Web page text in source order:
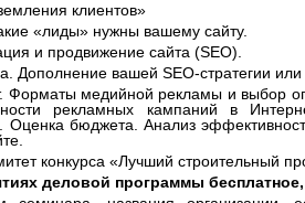
клиентов»
«лиды» нужны вашему сайту.
и продвижение сайта (SEO).
Дополнение вашей SEO-стратегии или
Форматы медийной рекламы и выбор
рекламных кампаний в
Оценка бюджета. Анализ
конкурса «Лучший строительный
деловой программы